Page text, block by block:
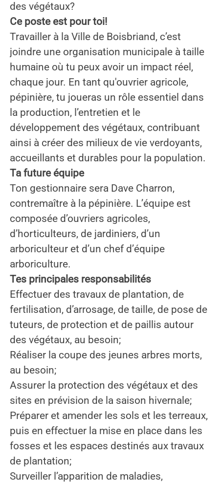
des végétaux?
Ce poste est pour toi!
Travailler à la Ville de Boisbriand, c’est
joindre une organisation municipale à taille
humaine où tu peux avoir un impact réel,
chaque jour. En tant qu'ouvrier agricole,
pépinière, tu joueras un rôle essentiel dans
la production, l’entretien et le
développement des végétaux, contribuant
ainsi à créer des milieux de vie verdoyants,
accueillants et durables pour la population.
Ta future équipe
Ton gestionnaire sera Dave Charron,
contremaître à la pépinière. L’équipe est
composée d’ouvriers agricoles,
d’horticulteurs, de jardiniers, d’un
arboriculteur et d’un chef d’équipe
arboriculture.
Tes principales responsabilités
Effectuer des travaux de plantation, de
fertilisation, d’arrosage, de taille, de pose de
tuteurs, de protection et de paillis autour
des végétaux, au besoin;
Réaliser la coupe des jeunes arbres morts,
au besoin;
Assurer la protection des végétaux et des
sites en prévision de la saison hivernale;
Préparer et amender les sols et les terreaux,
puis en effectuer la mise en place dans les
fosses et les espaces destinés aux travaux
de plantation;
Surveiller l’apparition de maladies,